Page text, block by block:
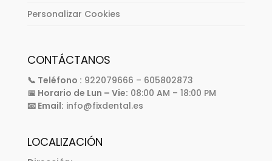
Personalizar Cookies
CONTÁCTANOS
📞 Teléfono : 922079666 – 605802873
📅 Horario de Lun – Vie: 08:00 AM – 18:00 PM
📧 Email: info@fixdental.es
LOCALIZACIÓN